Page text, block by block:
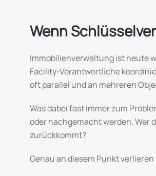
Wenn
Immobilienverwaltung ist heute
Facility-Verantwortliche
oft parallel und an mehreren
Was dabei fast immer zum
oder nachgemacht werden. Wer
zurückkommt?
Genau an diesem Punkt